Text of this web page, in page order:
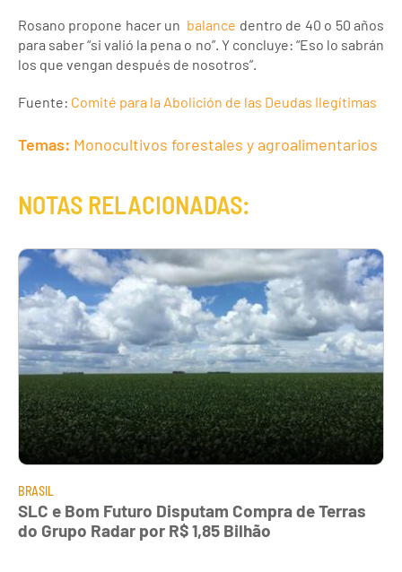
Rosano propone hacer un balance dentro de 40 o 50 años
para saber “si valió la pena o no”. Y concluye: “Eso lo sabrán
los que vengan después de nosotros”.
Fuente: Comité para la Abolición de las Deudas Ilegítimas
Temas: Monocultivos forestales y agroalimentarios
NOTAS RELACIONADAS:
BRASIL
SLC e Bom Futuro Disputam Compra de Terras
do Grupo Radar por R$ 1,85 Bilhão